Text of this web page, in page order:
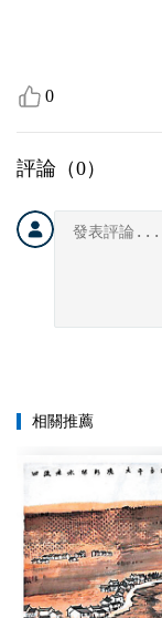
0
評論（0）
相關推薦